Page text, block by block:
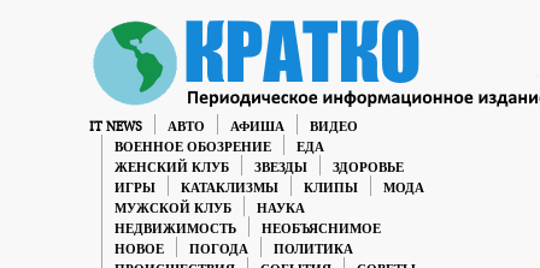
IT NEWS АВТО АФИША
ВИДЕО
ВОЕННОЕ ОБОЗРЕНИЕ
ЕДА
ЖЕНСКИЙ КЛУБ
ЗВЕЗДЫ
ЗДОРОВЬЕ
ИГРЫ
КАТАКЛИЗМЫ КЛИПЫ
МОДА
МУЖСКОЙ КЛУБ
НАУКА
НЕДВИЖИМОСТЬ
НЕОБЪЯСНИМОЕ
НОВОЕ
ПОГОДА
ПОЛИТИКА